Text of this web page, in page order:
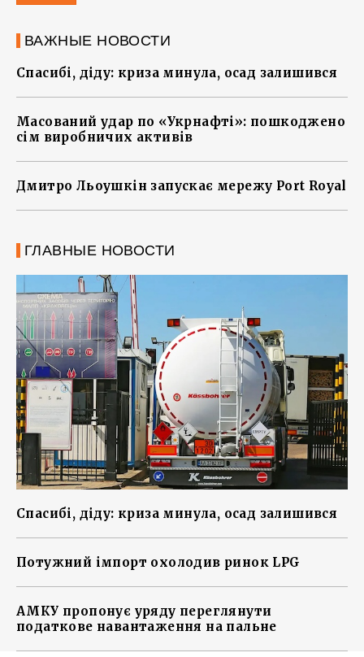
ВАЖНЫЕ НОВОСТИ
Спасибі, діду: криза минула, осад залишився
Масований удар по «Укрнафті»: пошкоджено
сім виробничих активів
Дмитро Льоушкін запускає мережу Port Royal
ГЛАВНЫЕ НОВОСТИ
Спасибі, діду: криза минула, осад залишився
Потужний імпорт охолодив ринок LPG
АМКУ пропонує уряду переглянути
податкове навантаження на пальне